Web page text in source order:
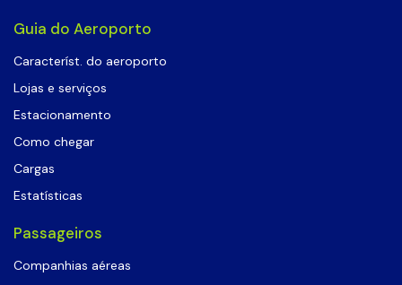
Guia do Aeroporto
Característ. do aeroporto
Lojas e serviços
Estacionamento
Como chegar
Cargas
Estatísticas
Passageiros
Companhias aéreas